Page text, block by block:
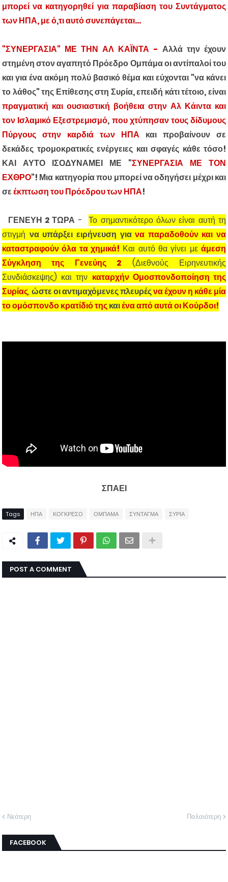
μπορεί να κατηγορηθεί για παραβίαση του Συντάγματος
των ΗΠΑ, με ό,τι αυτό συνεπάγεται...
"ΣΥΝΕΡΓΑΣΙΑ" ΜΕ ΤΗΝ ΑΛ ΚΑΪΝΤΑ - Αλλά την έχουν
στημένη στον αγαπητό Πρόεδρο Ομπάμα οι αντίπαλοί του
και για ένα ακόμη πολύ βασικό θέμα και εύχονται "να κάνει
το λάθος" της Επίθεσης στη Συρία, επειδή κάτι τέτοιο, είναι
πραγματική και ουσιαστική βοήθεια στην Αλ Κάιντα και
τον Ισλαμικό Εξεστρεμισμό, που χτύπησαν τους δίδυμους
Πύργους στην καρδιά των ΗΠΑ και προβαίνουν σε
δεκάδες τρομοκρατικές ενέργειες και σφαγές κάθε τόσο!
ΚΑΙ ΑΥΤΟ ΙΣΟΔΥΝΑΜΕΙ ΜΕ "ΣΥΝΕΡΓΑΣΙΑ ΜΕ ΤΟΝ
ΕΧΘΡΟ"! Μια κατηγορία που μπορεί να οδηγήσει μέχρι και
σεέκπτωση του Πρόεδρου των ΗΠΑ!
ΓΕΝΕΥΗ 2 ΤΩΡΑ -Το σημαντικότερο όλων είναι αυτή τη
στιγμή να υπάρξει ειρήνευση γιανα παραδοθούν και να
καταστραφούν όλα τα χημικά! Και αυτό θα γίνει μεάμεση
Σύγκληση της Γενεύης 2 (Διεθνούς Ειρηνευτικής
Συνδιάσκεψης) και την καταρχήν Ομοσπονδοποίηση της
Συρίας, ώστε οι αντιμαχόμενες πλευρέςνα έχουν η κάθε μία
το ομόσπονδο κρατίδιό τηςκαιένα από αυτά οι Κούρδοι!
ΣΠΑΕΙ
Tags ΗΠΑ ΚΟΓΚΡΕΣΟ ΟΜΠΑΜΑ ΣΥΝΤΑΓΜΑ ΣΥΡΙΑ
POST A COMMENT
Νεότερη Παλαιότερη
FACEBOOK